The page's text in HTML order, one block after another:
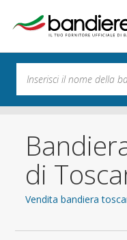
di
Vendita bandiera